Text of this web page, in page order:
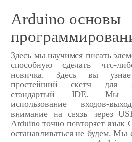
Arduino основы
Здесь мы научимся писать
способную сделать что-
новичка. Здесь вы
простейший скетч для
стандартый IDE. Мы
использование входов-
внимание на связь через
Arduino точно повторяет язык
останавливаться не будем. Мы